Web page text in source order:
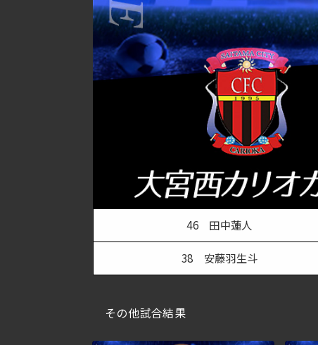
46 田中蓮人
38 安藤羽生斗
その他試合結果